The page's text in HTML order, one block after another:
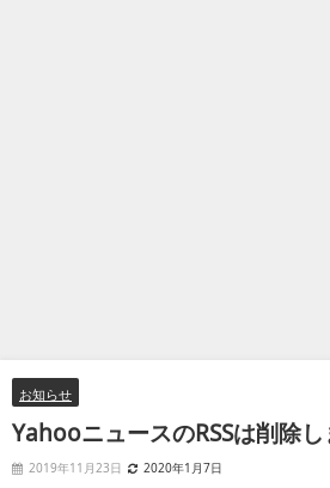
お知らせ
YahooニュースのRSSは削除
2019年11月23日 2020年1月7日